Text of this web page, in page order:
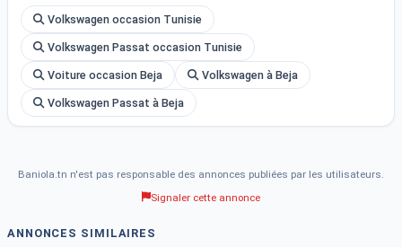
Volkswagen occasion Tunisie
Volkswagen Passat occasion Tunisie
Voiture occasion Beja Volkswagen à Beja
Volkswagen Passat à Beja
Baniola.tn n'est pas responsable des annonces publiées par les utilisateurs.
Signaler cette annonce
ANNONCES SIMILAIRES